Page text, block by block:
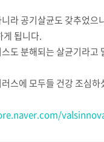
라 공기살균도 갖추었으
게 됩니다.
도 분해되는 살균기라고
스에 모두들 건강 조심하